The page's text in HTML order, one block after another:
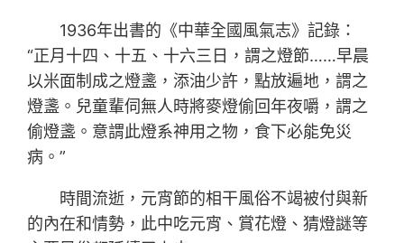
1936年出書的《中華全國風氣志》記錄：
“正月十四、十五、十六三日，謂之燈節……早晨
以米面制成之燈盞，添油少許，點放遍地，謂之
燈盞。兒童輩伺無人時將麥燈偷回年夜嚼，謂之
偷燈盞。意謂此燈系神用之物，食下必能免災
病。”
時間流逝，元宵節的相干風俗不竭被付與新
的內在和情勢，此中吃元宵、賞花燈、猜燈謎等